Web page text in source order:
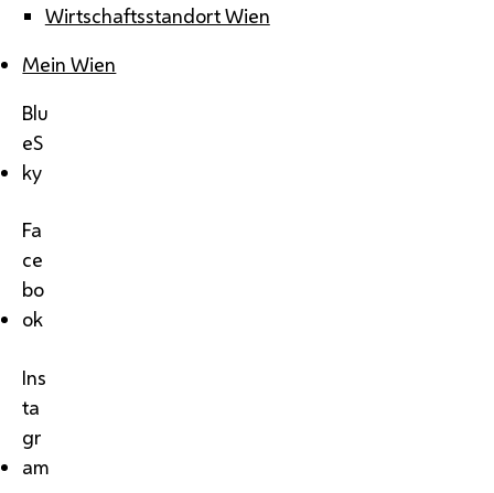
Wirtschaftsstandort Wien
Mein Wien
Blu
eS
ky
Fa
ce
bo
ok
Ins
ta
gr
am